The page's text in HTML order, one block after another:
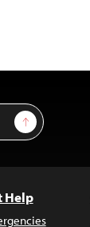
Sign Up
Help